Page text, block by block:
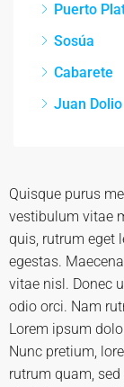
Puerto
Sosúa
Cabarete
Juan Dolio
Quisque purus
vestibulum vitae
quis, rutrum eget
egestas.
vitae nisl. Donec
odio orci. Nam
Lorem ipsum
Nunc pretium,
rutrum quam,